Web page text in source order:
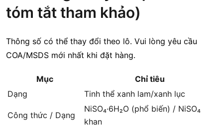
tóm tắt tham khảo)
Thông số có thể thay đổi theo lô. Vui lòng yêu cầu
COA/MSDS mới nhất khi đặt hàng.
Mục
Chỉ tiêu
Dạng
Tinh thể xanh lam/xanh lục
Công thức / Dạng
NiSO₄·6H₂O (phổ biến) / NiSO₄
khan